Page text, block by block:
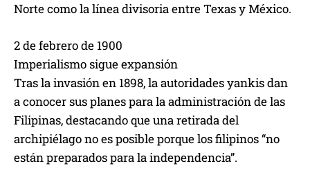
Norte como la línea divisoria entre Texas y México.
2 de febrero de 1900
Imperialismo sigue expansión
Tras la invasión en 1898, la autoridades yankis dan
a conocer sus planes para la administración de las
Filipinas, destacando que una retirada del
archipiélago no es posible porque los filipinos “no
están preparados para la independencia”.